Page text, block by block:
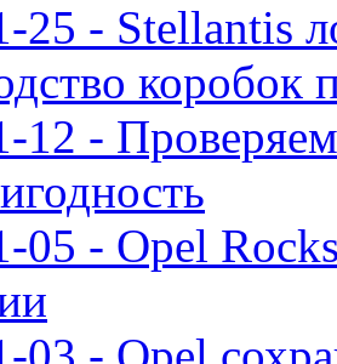
25 - Stellantis
коробок
12 -
05 - Opel